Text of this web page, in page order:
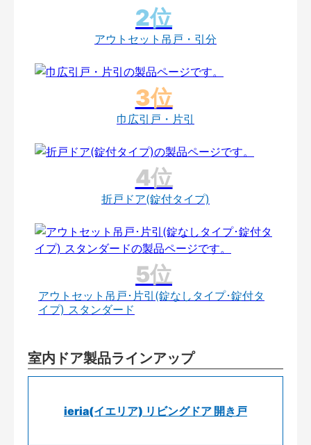
アウトセット吊戸・引分
巾広引戸・片引
折戸ドア(錠付タイプ)
アウトセット吊戸･片引(錠なしタイプ･錠付タ
イプ) スタンダード
室内ドア製品ラインアップ
ieria(イエリア) リビングドア 開き戸